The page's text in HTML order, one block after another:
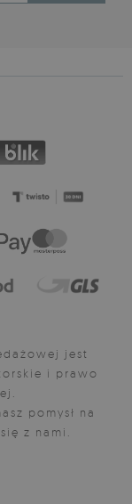
jest
i prawo
pomysł na
z nami.